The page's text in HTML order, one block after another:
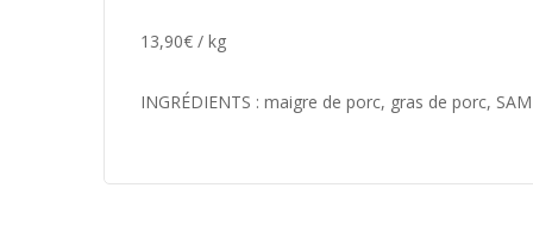
13,90€ / kg
INGRÉDIENTS : maigre de porc, gras de porc,